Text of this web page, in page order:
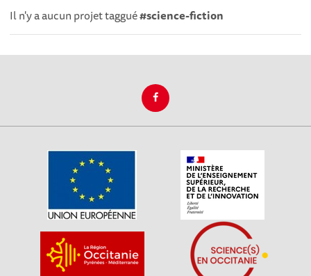
Il n'y a aucun projet taggué#science-fiction